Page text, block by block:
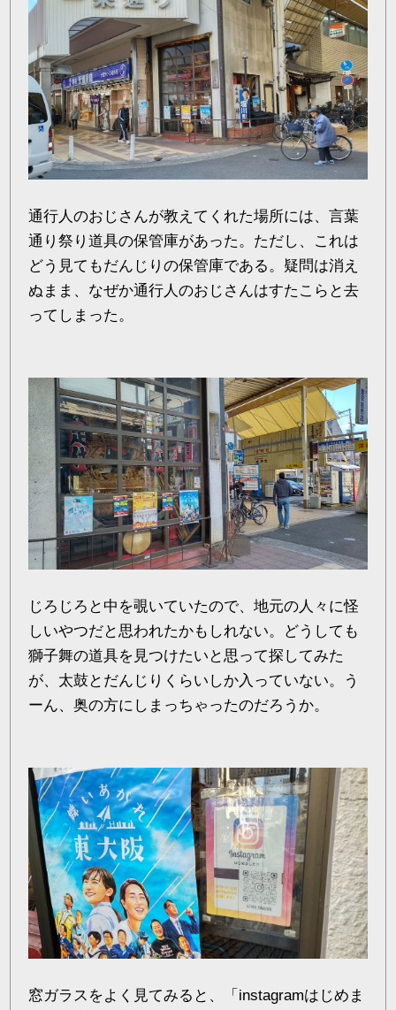
通行人のおじさんが教えてくれた場所には、言葉
通り祭り道具の保管庫があった。ただし、これは
どう見てもだんじりの保管庫である。疑問は消え
ぬまま、なぜか通行人のおじさんはすたこらと去
ってしまった。
じろじろと中を覗いていたので、地元の人々に怪
しいやつだと思われたかもしれない。どうしても
獅子舞の道具を見つけたいと思って探してみた
が、太鼓とだんじりくらいしか入っていない。う
ーん、奥の方にしまっちゃったのだろうか。
窓ガラスをよく見てみると、「instagramはじめま